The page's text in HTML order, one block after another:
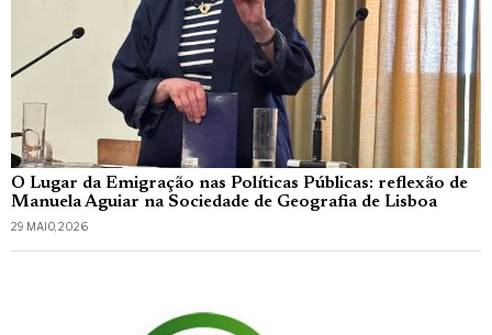
O Lugar da Emigração nas Políticas Públicas: reflexão de
Manuela Aguiar na Sociedade de Geografia de Lisboa
29 MAIO, 2026